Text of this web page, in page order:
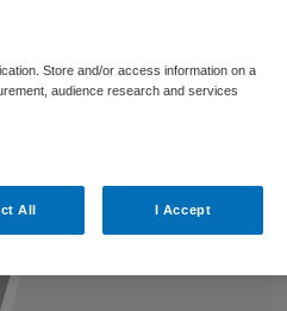
Store and/or access information on a
audience research and services
All I Accept